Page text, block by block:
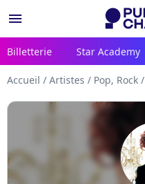
menu
Billetterie Star Academy
Accueil / Artistes / Pop, Rock /